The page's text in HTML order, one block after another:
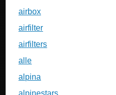
airbox
airfilter
airfilters
alle
alpina
alpinestars